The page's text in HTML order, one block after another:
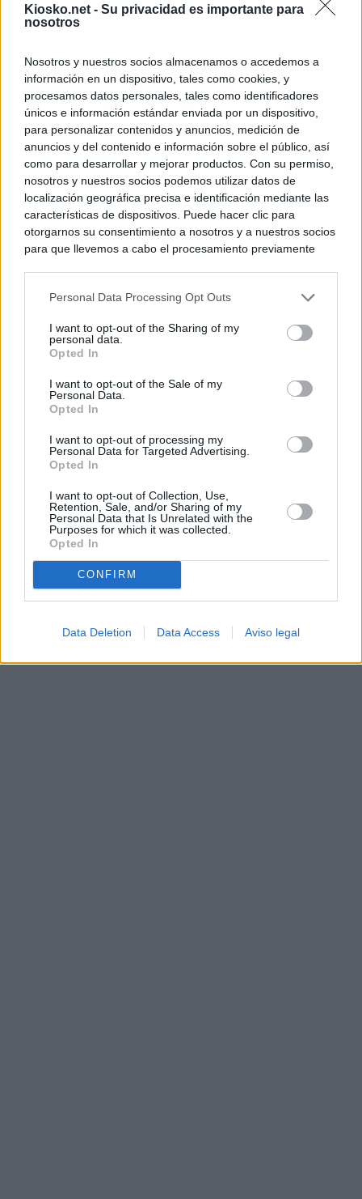
Kiosko.net - Su privacidad es importante para
nosotros
Nosotros y nuestros socios almacenamos o accedemos a
información en un dispositivo, tales como cookies, y
procesamos datos personales, tales como identificadores
únicos e información estándar enviada por un dispositivo,
para personalizar contenidos y anuncios, medición de
anuncios y del contenido e información sobre el público, así
como para desarrollar y mejorar productos. Con su permiso,
nosotros y nuestros socios podemos utilizar datos de
localización geográfica precisa e identificación mediante las
características de dispositivos. Puede hacer clic para
otorgarnos su consentimiento a nosotros y a nuestros socios
para que llevemos a cabo el procesamiento previamente
negar su consentimiento. Tenga en cuenta que algún
de su consentimiento, pero usted tiene el derecho de
rechazar tal procesamiento. Sus preferencias se aplicarán
cualquier momento entrando de nuevo en este sitio web o
visitando nuestra política de privacidad.
Personal Data Processing Opt Outs
I want to opt-out of the Sharing of my
personal data.
Opted In
I want to opt-out of the Sale of my
Personal Data.
Opted In
I want to opt-out of processing my
Personal Data for Targeted Advertising.
Opted In
I want to opt-out of Collection, Use,
Retention, Sale, and/or Sharing of my
Personal Data that Is Unrelated with the
Purposes for which it was collected.
Opted In
CONFIRM
Data Deletion Data Access Aviso legal